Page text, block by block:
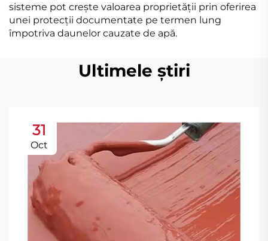
sisteme pot crește valoarea proprietății prin oferirea
unei protecții documentate pe termen lung
împotriva daunelor cauzate de apă.
Ultimele știri
31
Oct